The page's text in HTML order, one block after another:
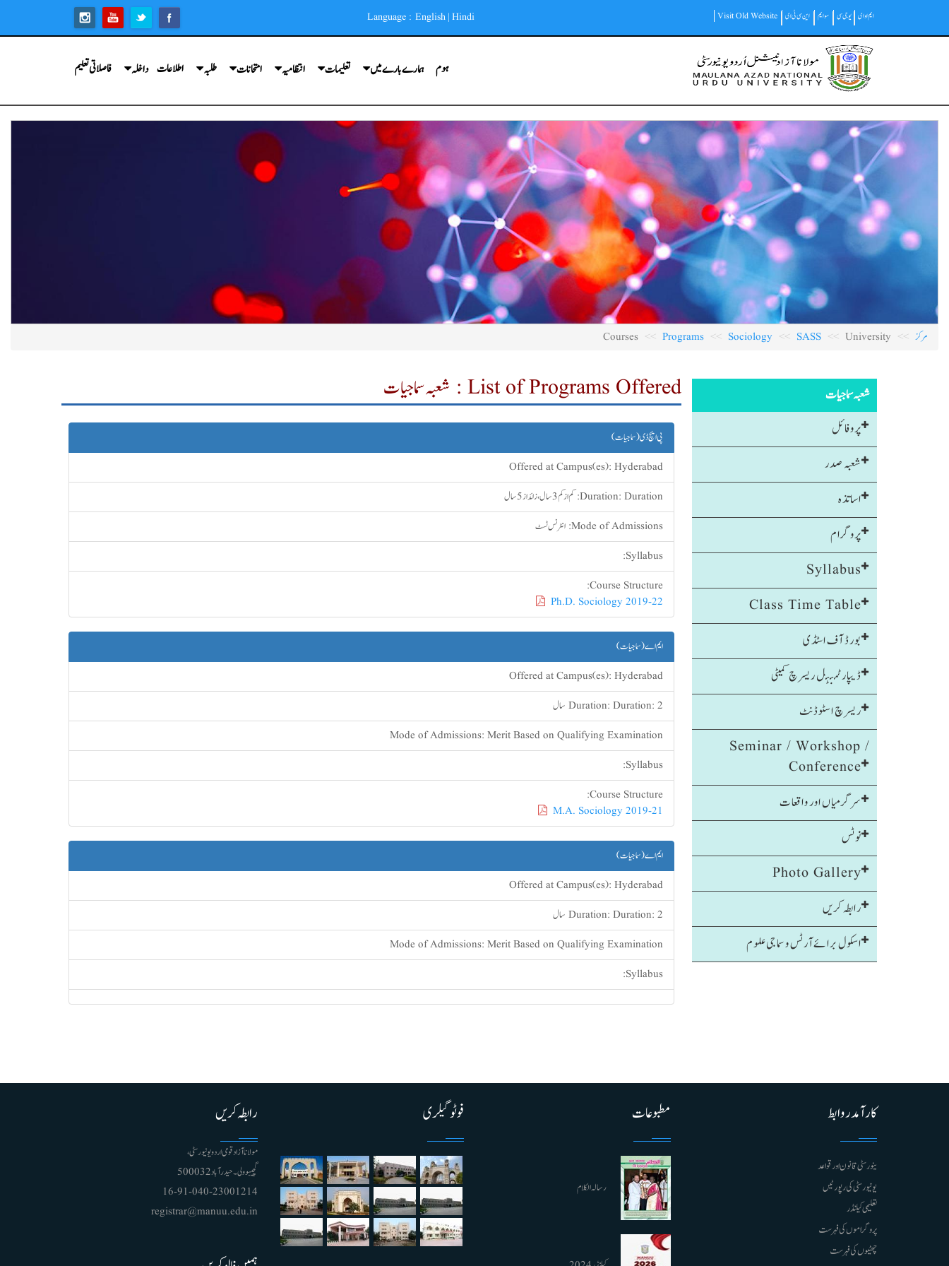
main
ایم او ای یو جی سی سوایم این سی ٹی ای Visit Old Website
Language : English | Hindi
Main
navigation
ہوم ہمارے بارے میں تعلیمات انتظامیہ امتحانات طلبہ اطلاعات داخلہ فاصلاتی تعلیم
مرکز SASS
Sociology
Programs
شعبہ سماجیات
پروفائل
شعبہ صدر
اساتذہ
پروگرام
Syllabus
Class Time Table
بورڈ آف اسٹڈی
ڈیپارٹمنٹل ریسرچ کمیٹی
ریسرچ اسٹوڈنٹ
Seminar / Workshop /
Conference
سرگرمیاں اور واقعات
نوٹس
Photo Gallery
رابطہ کریں
اسکول برائےآرٹس و سماجی علوم
List of Programs Offered : شعبہ سماجیات
پی ایچ ڈی (سماجیات)
Offered at Campus(es): Hyderabad
Duration: Duration: کم ازکم 3 سال، زائداز 5 سال
Mode of Admissions: انٹرنس ٹسٹ
Syllabus:
Course Structure:
Ph.D. Sociology 2019-22
ایم اے (سماجیات)
Offered at Campus(es): Hyderabad
Duration: Duration: 2 سال
Mode of Admissions: Merit Based on Qualifying Examination
Syllabus:
Course Structure:
M.A. Sociology 2019-21
ایم اے (سماجیات)
Offered at Campus(es): Hyderabad
Duration: Duration: 2 سال
Mode of Admissions: Merit Based on Qualifying Examination
Syllabus:
کارآمد روابط
ینورسٹی قانون اور قواعد
یونیورسٹی کی رپورٹیں
تعلیمی کیلنڈر
پروگراموں کی فہرست
چھٹیوں کی فہرست
مطبوعات
رسالہ الکلام
فوٹو گیلری رابطہ کریں
مولانا آزاد قومی اردو یونیورسٹی ،
گچیبوولی۔ حیدرآباد 500032
91-040-23001214 - 16
registrar@manuu.edu.in